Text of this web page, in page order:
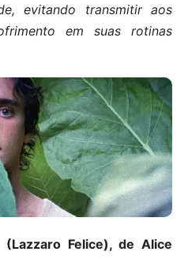
evitando transmitir aos
em suas rotinas
Felice), de Alice